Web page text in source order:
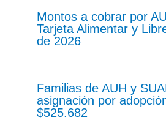
Montos a cobrar por
Tarjeta Alimentar y
de 2026
Familias de AUH y
asignación por
$525.682